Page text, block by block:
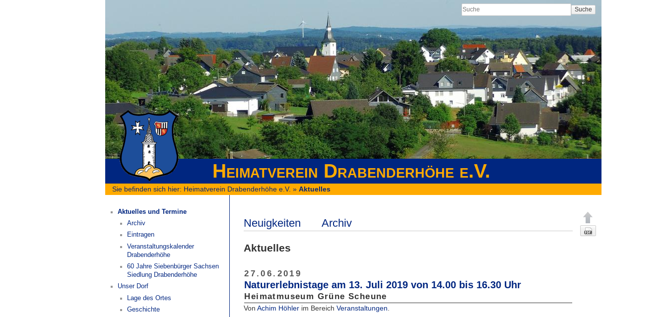
Heimatverein Drabenderhöhe e.V.
Suche
Sie befinden sich hier: Heimatverein Drabenderhöhe e.V. » Aktuelles
Aktuelles und Termine
Archiv
Eintragen
Veranstaltungskalender
Drabenderhöhe
60 Jahre Siebenbürger Sachsen
Siedlung Drabenderhöhe
Unser Dorf
Lage des Ortes
Geschichte
Neuigkeiten Archiv
Aktuelles
27.06.2019
Naturerlebnistage am 13. Juli 2019 von 14.00 bis 16.30 Uhr
Heimatmuseum Grüne Scheune
Von Achim Höhler im Bereich Veranstaltungen